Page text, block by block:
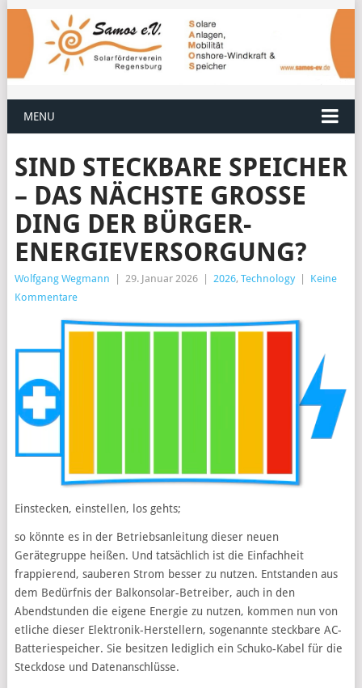
MENU
SIND STECKBARE SPEICHER
– DAS NÄCHSTE GROSSE D
ING DER BÜRGER-E
NERGIEVERSORGUNG?
Wolfgang Wegmann 29. Januar 2026 2026, Technology
Keine
Kommentare
Einstecken, einstellen, los gehts;
so könnte es in der Betriebsanleitung dieser neuen
Gerätegruppe heißen. Und tatsächlich ist die Einfachheit
frappierend, sauberen Strom besser zu nutzen. Entstanden aus
dem Bedürfnis der Balkonsolar-Betreiber, auch in den
Abendstunden die eigene Energie zu nutzen, kommen nun von
etliche dieser Elektronik-Herstellern, sogenannte steckbare AC-
Batteriespeicher. Sie besitzen lediglich ein Schuko-Kabel für die
Steckdose und Datenanschlüsse.